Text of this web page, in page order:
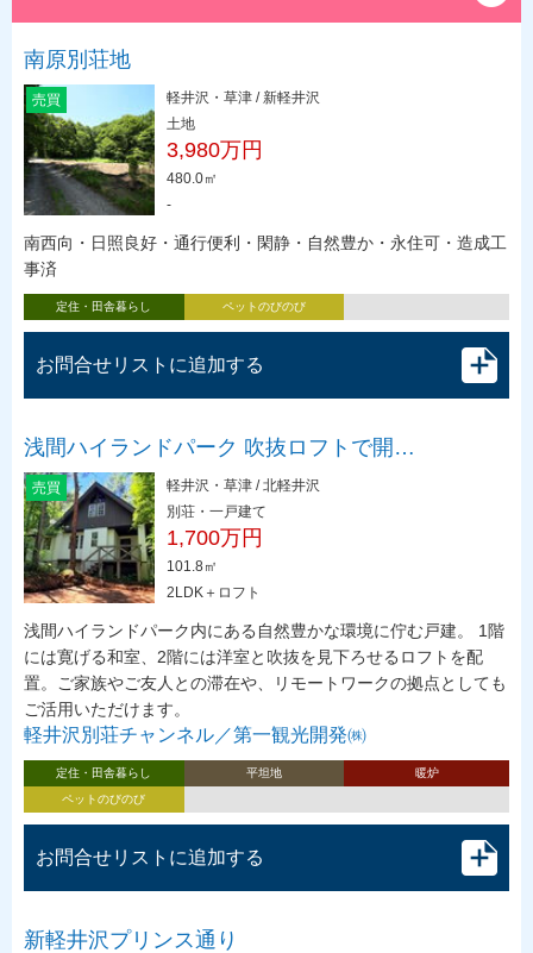
南原別荘地
売買
軽井沢・草津 / 新軽井沢
土地
3,980万円
480.0㎡
-
南西向・日照良好・通行便利・閑静・自然豊か・永住可・造成工
事済
定住・田舎暮らし ペットのびのび
お問合せリストに追加する
浅間ハイランドパーク 吹抜ロフトで開…
売買
軽井沢・草津 / 北軽井沢
別荘・一戸建て
1,700万円
101.8㎡
2LDK＋ロフト
浅間ハイランドパーク内にある自然豊かな環境に佇む戸建。 1階
には寛げる和室、2階には洋室と吹抜を見下ろせるロフトを配
置。ご家族やご友人との滞在や、リモートワークの拠点としても
ご活用いただけます。
軽井沢別荘チャンネル／第一観光開発㈱
定住・田舎暮らし 平坦地
暖炉
ペットのびのび
お問合せリストに追加する
新軽井沢プリンス通り